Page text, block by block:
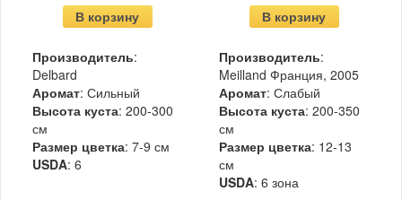
В корзину
Производитель:
Delbard
Аромат: Сильный
Высота куста: 200-300
см
Размер цветка: 7-9 см
USDA: 6
В корзину
Производитель:
Meilland Франция, 2005
Аромат: Слабый
Высота куста: 200-350
см
Размер цветка: 12-13
см
USDA: 6 зона